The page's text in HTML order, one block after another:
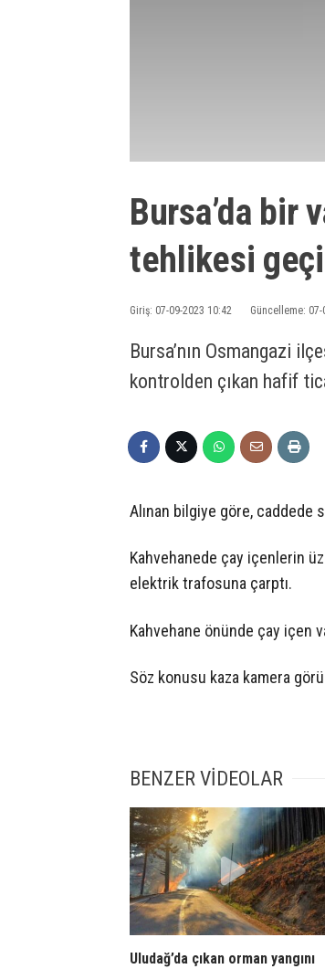
Bursa’da bir
tehlikesi
Giriş: 07-09-2023 10:42 Güncelleme: 07-
Bursa’nın Osmangazi
kontrolden çıkan hafif
Alınan bilgiye göre, caddede
Kahvehanede çay içenlerin
elektrik trafosuna çarptı.
Kahvehane önünde çay içen
Söz konusu kaza kamera
BENZER VİDEOLAR
Uludağ’da çıkan orman yangını